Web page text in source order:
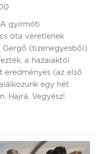
gyirmóti
óta veretlenek
Gergő (tizenegyesből)
a hazaiaktól
eredményes (az első
egy hét
Hajrá, Vegyész!